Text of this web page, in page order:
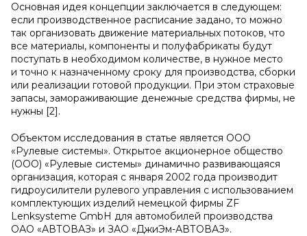
Основная идея концепции заключается в следующем:
если производственное расписание задано, то можно
так организовать движение материальных потоков, что
все материалы, компоненты и полуфабрикаты будут
поступать в необходимом количестве, в нужное место
и точно к назначенному сроку для производства, сборки
или реализации готовой продукции. При этом страховые
запасы, замораживающие денежные средства фирмы, не
нужны [2].
Объектом исследования в статье является ООО
«Рулевые системы». Открытое акционерное общество
(ООО) «Рулевые системы» динамично развивающаяся
организация, которая с января 2002 года производит
гидроусилители рулевого управления с использованием
комплектующих изделий немецкой фирмы ZF
Lenksysteme GmbH для автомобилей производства
ОАО «АВТОВАЗ» и ЗАО «ДжиЭм-АВТОВАЗ».